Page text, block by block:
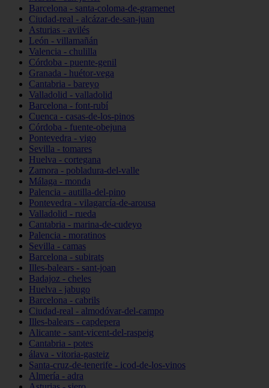
Barcelona - santa-coloma-de-gramenet
Ciudad-real - alcázar-de-san-juan
Asturias - avilés
León - villamañán
Valencia - chulilla
Córdoba - puente-genil
Granada - huétor-vega
Cantabria - bareyo
Valladolid - valladolid
Barcelona - font-rubí
Cuenca - casas-de-los-pinos
Córdoba - fuente-obejuna
Pontevedra - vigo
Sevilla - tomares
Huelva - cortegana
Zamora - pobladura-del-valle
Málaga - monda
Palencia - autilla-del-pino
Pontevedra - vilagarcía-de-arousa
Valladolid - rueda
Cantabria - marina-de-cudeyo
Palencia - moratinos
Sevilla - camas
Barcelona - subirats
Illes-balears - sant-joan
Badajoz - cheles
Huelva - jabugo
Barcelona - cabrils
Ciudad-real - almodóvar-del-campo
Illes-balears - capdepera
Alicante - sant-vicent-del-raspeig
Cantabria - potes
álava - vitoria-gasteiz
Santa-cruz-de-tenerife - icod-de-los-vinos
Almería - adra